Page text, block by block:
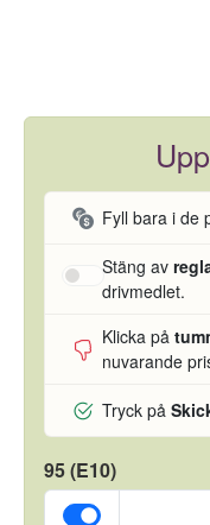
Fyll bara i de
Stäng av
drivmedlet.
Klicka på
nuvarande
Tryck på
95 (E10)